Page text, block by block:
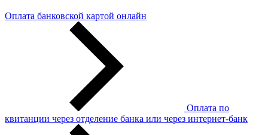
Оплата банковской картой онлайн
Оплата по
квитанции через отделение банка или через интернет-банк